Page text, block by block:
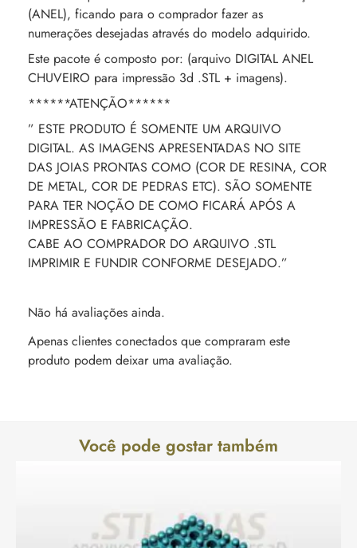
(ANEL), ficando para o comprador fazer as
numerações desejadas através do modelo adquirido.
Este pacote é composto por: (arquivo DIGITAL ANEL
CHUVEIRO para impressão 3d .STL + imagens).
******ATENÇÃO******
” ESTE PRODUTO É SOMENTE UM ARQUIVO
DIGITAL. AS IMAGENS APRESENTADAS NO SITE
DAS JOIAS PRONTAS COMO (COR DE RESINA, COR
DE METAL, COR DE PEDRAS ETC). SÃO SOMENTE
PARA TER NOÇÃO DE COMO FICARÁ APÓS A
IMPRESSÃO E FABRICAÇÃO.
CABE AO COMPRADOR DO ARQUIVO .STL
IMPRIMIR E FUNDIR CONFORME DESEJADO.”
Não há avaliações ainda.
Apenas clientes conectados que compraram este
produto podem deixar uma avaliação.
Você pode gostar também